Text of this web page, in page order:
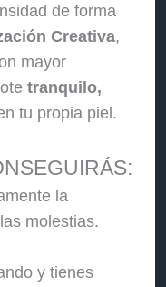
de forma
Creativa,
mayor
tranquilo,
tu propia piel.
la
molestias.
y tienes